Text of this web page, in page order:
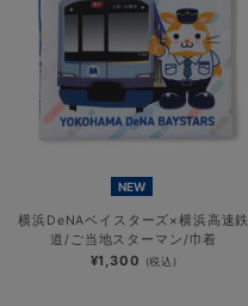
NEW
横浜DeNAベイスターズ×横浜高速鉄
道/ご当地スターマン/巾着
¥1,300 (税込)